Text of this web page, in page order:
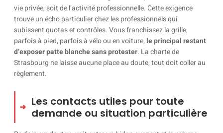
vie privée, soit de l’activité professionnelle. Cette exigence
trouve un écho particulier chez les professionnels qui
subissent quotas et contrôles. Vous franchissez la grille,
parfois à pied, parfois à vélo ou en voiture, le principal restant
d’exposer patte blanche sans protester. La charte de
Strasbourg ne laisse aucune place au doute, tout doit coller au
règlement.
Les contacts utiles pour toute
demande ou situation particulière